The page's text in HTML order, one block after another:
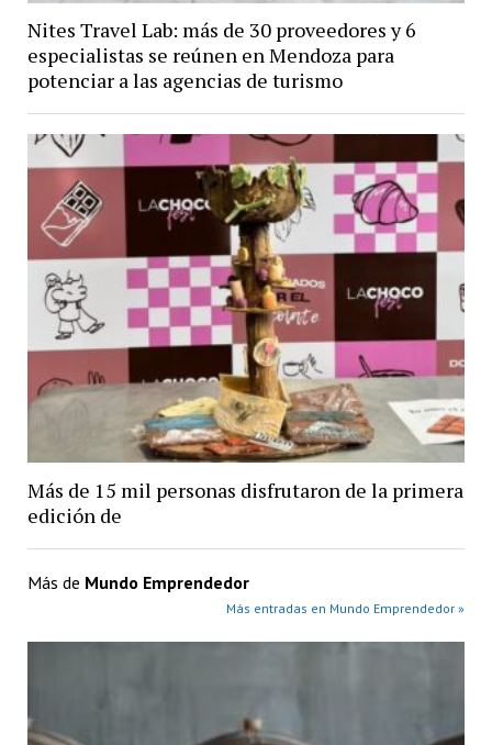
Nites Travel Lab: más de 30 proveedores y 6
especialistas se reúnen en Mendoza para
potenciar a las agencias de turismo
Más de 15 mil personas disfrutaron de la primera
edición de
Más de Mundo Emprendedor
Más entradas en Mundo Emprendedor »